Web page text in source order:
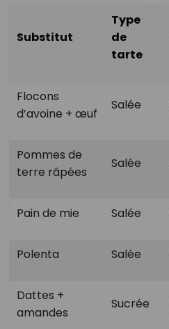
Substitut
Type
de
tarte
Flocons
d’avoine + œuf
Salée
Pommes de
terre râpées
Salée
Pain de mie Salée
Polenta Salée
Dattes +
amandes
Sucrée